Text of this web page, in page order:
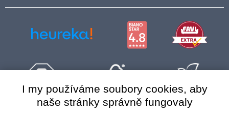
I my používáme soubory cookies, aby
naše stránky správně fungovaly